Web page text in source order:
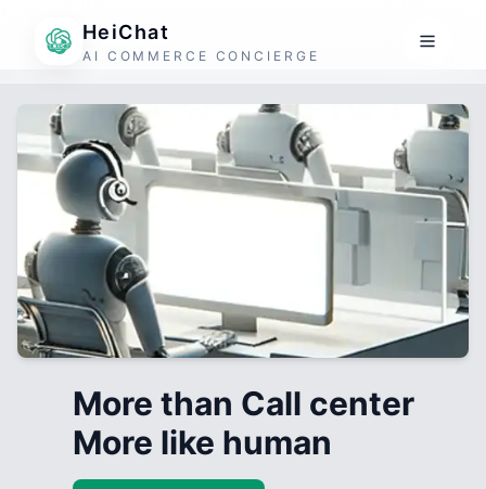
HeiChat
AI COMMERCE CONCIERGE
More than Call center
More like human